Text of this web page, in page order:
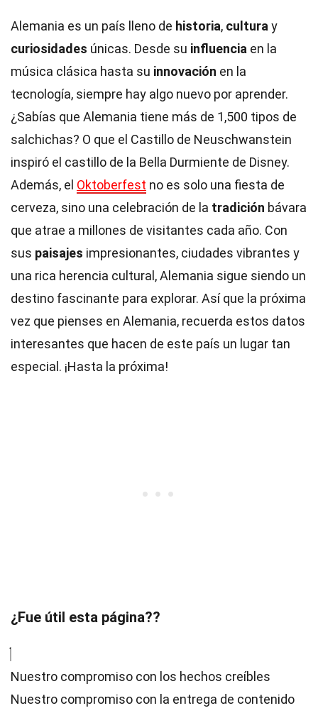
Alemania es un país lleno de historia, cultura y
curiosidades únicas. Desde su influencia en la
música clásica hasta su innovación en la
tecnología, siempre hay algo nuevo por aprender.
¿Sabías que Alemania tiene más de 1,500 tipos de
salchichas? O que el Castillo de Neuschwanstein
inspiró el castillo de la Bella Durmiente de Disney.
Además, el Oktoberfest no es solo una fiesta de
cerveza, sino una celebración de la tradición bávara
que atrae a millones de visitantes cada año. Con
sus paisajes impresionantes, ciudades vibrantes y
una rica herencia cultural, Alemania sigue siendo un
destino fascinante para explorar. Así que la próxima
vez que pienses en Alemania, recuerda estos datos
interesantes que hacen de este país un lugar tan
especial. ¡Hasta la próxima!
¿Fue útil esta página??
Nuestro compromiso con los hechos creíbles
Nuestro compromiso con la entrega de contenido